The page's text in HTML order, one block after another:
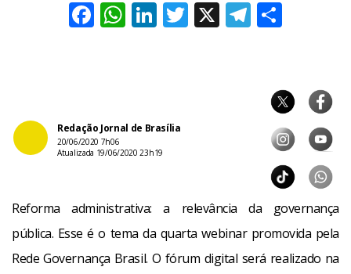
Facebook
WhatsApp
LinkedIn
Twitter
X
Redação Jornal de Brasília
20/06/2020 7h06
Atualizada 19/06/2020 23h19
Reforma administrativa: a relevância da governança
pública. Esse é o tema da quarta webinar promovida pela
Rede Governança Brasil. O fórum digital será realizado na